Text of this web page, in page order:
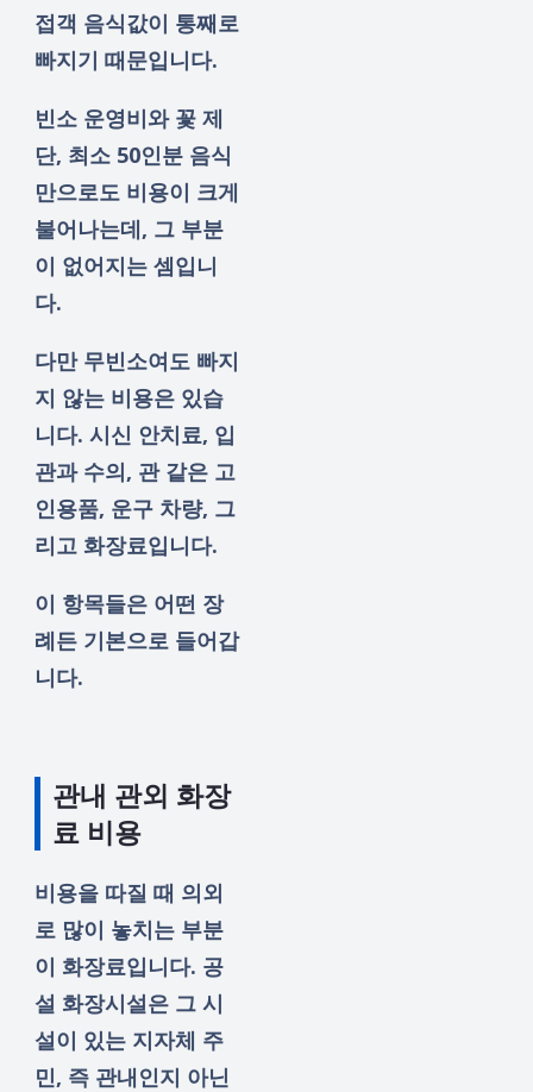
접객 음식값이 통째로
빠지기 때문입니다.
빈소 운영비와 꽃 제
단, 최소 50인분 음식
만으로도 비용이 크게
불어나는데, 그 부분
이 없어지는 셈입니
다.
다만 무빈소여도 빠지
지 않는 비용은 있습
니다. 시신 안치료, 입
관과 수의, 관 같은 고
인용품, 운구 차량, 그
리고 화장료입니다.
이 항목들은 어떤 장
례든 기본으로 들어갑
니다.
관내 관외 화장
료 비용
비용을 따질 때 의외
로 많이 놓치는 부분
이 화장료입니다. 공
설 화장시설은 그 시
설이 있는 지자체 주
민, 즉 관내인지 아닌